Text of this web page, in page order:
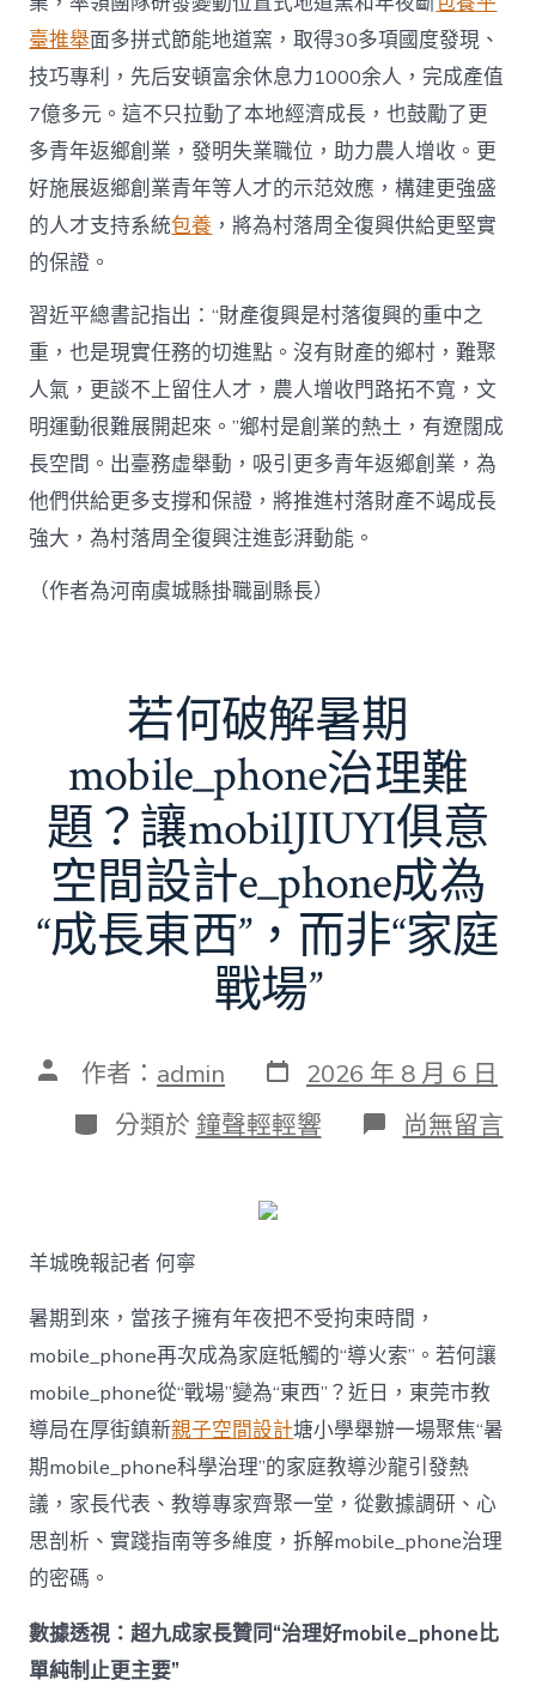
臺推舉面多拼式節能地道窯，取得30多項國度發現、
技巧專利，先后安頓富余休息力1000余人，完成產值
7億多元。這不只拉動了本地經濟成長，也鼓勵了更
多青年返鄉創業，發明失業職位，助力農人增收。更
好施展返鄉創業青年等人才的示范效應，構建更強盛
的人才支持系統包養 ，將為村落周全復興供給更堅實
的保證。
習近平總書記指出：“財產復興是村落復興的重中之
重，也是現實任務的切進點。沒有財產的鄉村，難聚
人氣，更談不上留住人才，農人增收門路拓不寬，文
明運動很難展開起來。”鄉村是創業的熱土，有遼闊成
長空間。出臺務虛舉動，吸引更多青年返鄉創業，為
他們供給更多支撐和保證，將推進村落財產不竭成長
強大，為村落周全復興注進彭湃動能。
（作者為河南虞城縣掛職副縣長）
若何破解暑期
mobile_phone治理難
題？讓mobilJIUYI俱意
空間設計e_phone成為
“成長東西”，而非“家庭
戰場”
文 作者： admin 發
表
日
期
2026 年 8 月 6 日
分
類
分類於 鐘聲輕輕響 在
〈若
治
理
難
題？
讓
mobilJIUYI
俱
意
空
間
設
成
為
尚無留言
羊城晚報記者 何寧
暑期到來，當孩子擁有年夜把不受拘束時間，
mobile_phone再次成為家庭牴觸的“導火索”。若何讓
mobile_phone從“戰場”變為“東西”？近日，東莞市教
導局在厚街鎮新親子空間設計塘小學舉辦一場聚焦“暑
期mobile_phone科學治理”的家庭教導沙龍引發熱
議，家長代表、教導專家齊聚一堂，從數據調研、心
思剖析、實踐指南等多維度，拆解mobile_phone治理
的密碼。
數據透視：超九成家長贊同“治理好mobile_phone比
單純制止更主要”